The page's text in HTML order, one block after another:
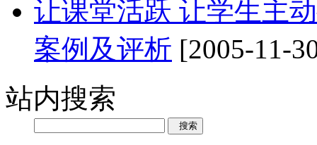
让课堂活跃 让学生主
案例及评析 [2005-11-
站内搜索